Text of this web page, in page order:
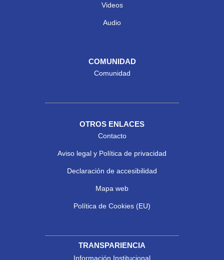
Videos
Audio
COMUNIDAD
Comunidad
OTROS ENLACES
Contacto
Aviso legal y Política de privacidad
Declaración de accesibilidad
Mapa web
Política de Cookies (EU)
TRANSPARIENCIA
Información Institucional